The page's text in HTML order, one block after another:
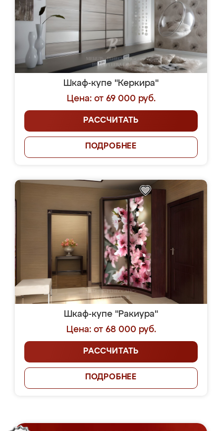
Шкаф-купе "Керкира"
Цена: от 69 000 руб.
РАССЧИТАТЬ
ПОДРОБНЕЕ
Шкаф-купе "Ракиура"
Цена: от 68 000 руб.
РАССЧИТАТЬ
ПОДРОБНЕЕ